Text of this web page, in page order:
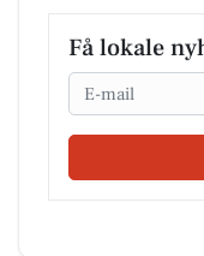
Få lokale
Email